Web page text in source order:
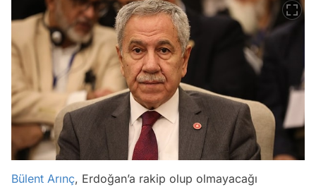
Bülent Arınç, Erdoğan’a rakip olup olmayacağı